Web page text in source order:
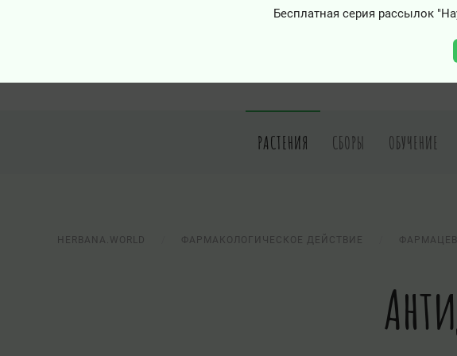
Бесплатная серия рассылок
РАСТЕНИЯ СБОРЫ ОБУЧЕНИЕ
HERBANA.WORLD ФАРМАКОЛОГИЧЕСКОЕ ДЕЙСТВИЕ
0 - Class